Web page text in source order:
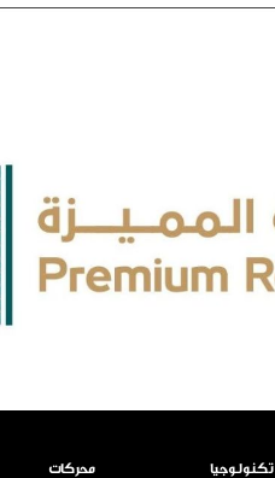
تكنولوجيا محركات